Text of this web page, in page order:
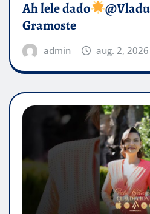
Ah lele dado​
Gramoste
admin aug. 2, 2026